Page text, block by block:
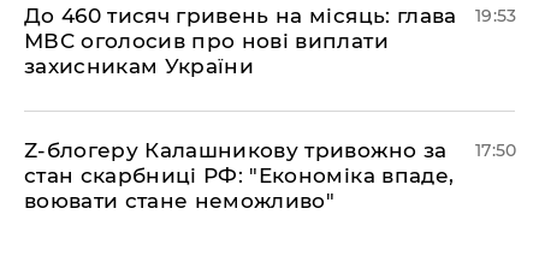
​До 460 тисяч гривень на місяць: глава
МВС оголосив про нові виплати
захисникам України
19:53
​Z-блогеру Калашникову тривожно за
стан скарбниці РФ: "Економіка впаде,
воювати стане неможливо"
17:50